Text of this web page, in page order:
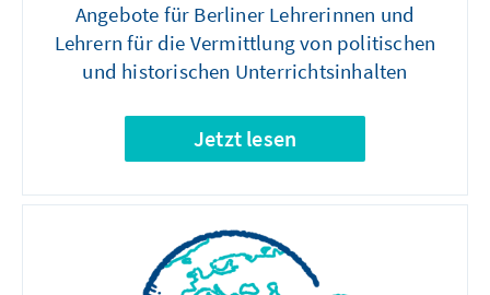
Angebote für Berliner Lehrerinnen und
Lehrern für die Vermittlung von politischen
und historischen Unterrichtsinhalten
Jetzt lesen